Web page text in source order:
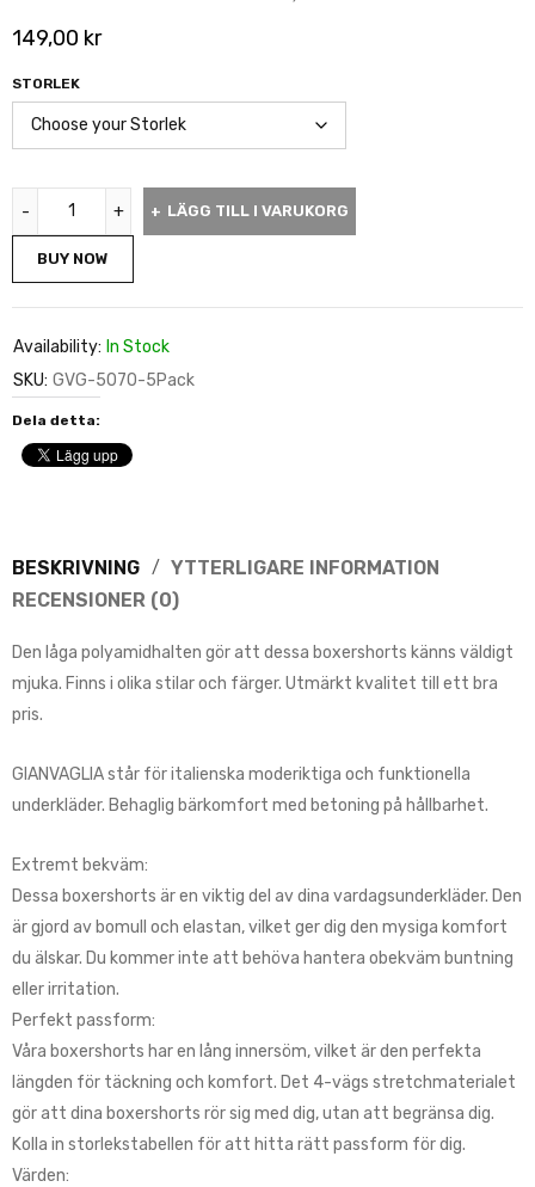
149,00 kr
STORLEK
LÄGG TILL I VARUKORG
BUY NOW
Availability: In Stock
SKU: GVG-5070-5Pack
Dela detta:
BESKRIVNING
YTTERLIGARE INFORMATION
RECENSIONER (0)
Den låga polyamidhalten gör att dessa boxershorts känns väldigt
mjuka. Finns i olika stilar och färger. Utmärkt kvalitet till ett bra
pris.
GIANVAGLIA står för italienska moderiktiga och funktionella
underkläder. Behaglig bärkomfort med betoning på hållbarhet.
Extremt bekväm:
Dessa boxershorts är en viktig del av dina vardagsunderkläder. Den
är gjord av bomull och elastan, vilket ger dig den mysiga komfort
du älskar. Du kommer inte att behöva hantera obekväm buntning
eller irritation.
Perfekt passform:
Våra boxershorts har en lång innersöm, vilket är den perfekta
längden för täckning och komfort. Det 4-vägs stretchmaterialet
gör att dina boxershorts rör sig med dig, utan att begränsa dig.
Kolla in storlekstabellen för att hitta rätt passform för dig.
Värden: